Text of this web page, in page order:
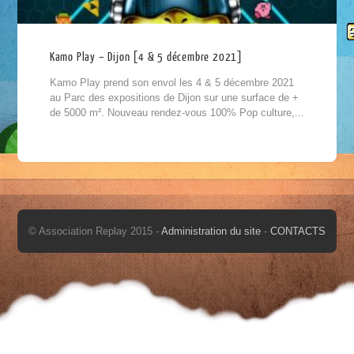
Kamo Play – Dijon [4 & 5 décembre 2021]
Kamo Play prend son envol les 4 & 5 décembre 2021
au Parc des expositions de Dijon sur une surface de +
de 5000 m². Nouveau rendez-vous 100% Pop culture,...
© Association Replay 2015 - Administration du site - CONTACTS